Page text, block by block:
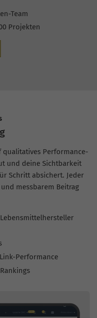
Team
Projekten
qualitatives Performance-
und deine Sichtbarkeit
Schritt absichert. Jeder
messbarem Beitrag
Performance